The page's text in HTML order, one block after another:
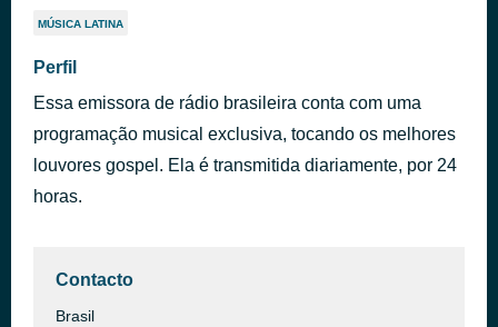
Teu Amor Por Mim
A vitória da cruz
Bola de Neve Londrina
Incomparável Teu Amor
Eliezer Rodrigues
há 1 dia
MÚSICA LATINA
Perfil
Essa emissora de rádio brasileira conta com uma
programação musical exclusiva, tocando os melhores
louvores gospel. Ela é transmitida diariamente, por 24
horas.
Contacto
Brasil